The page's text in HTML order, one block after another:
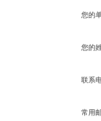
您的
您的
联系
常用